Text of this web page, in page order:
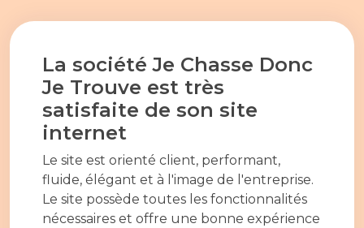
La société Je Chasse Donc
Je Trouve est très
satisfaite de son site
internet
Le site est orienté client, performant,
fluide, élégant et à l'image de l'entreprise.
Le site possède toutes les fonctionnalités
nécessaires et offre une bonne expérience